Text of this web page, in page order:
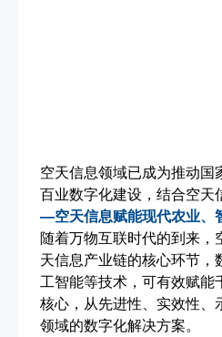
空天信息领域已成为推动
百业数字化建设，结合空
—空天信息赋能现代农业、
随着万物互联时代的到来
天信息产业链的核心环节
工智能等技术，可有效赋
核心，从先进性、实效性
领域的数字化解决方案。